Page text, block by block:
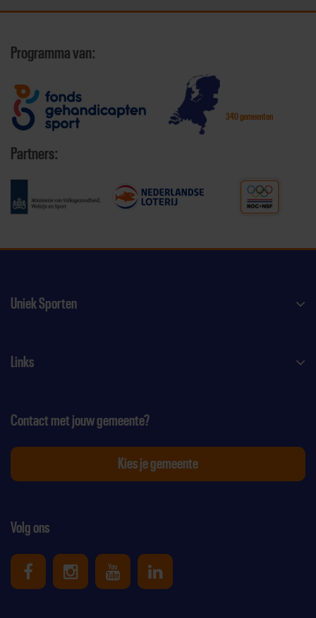
Programma van:
340 gemeenten
Partners:
Uniek Sporten
Links
Volg ons
Uniek Sporten op Facebook
Uniek Sporten op Instagram
Uniek Sporten op Youtube
Uniek Sporten op
Contact met jouw gemeente?
Kies je gemeente